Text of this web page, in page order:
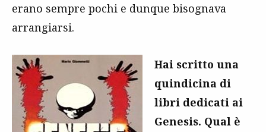
erano sempre pochi e dunque bisognava
arrangiarsi.
Hai scritto una
quindicina di
libri dedicati ai
Genesis. Qual è